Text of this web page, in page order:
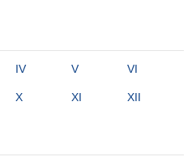
IV V VI
X XI XII